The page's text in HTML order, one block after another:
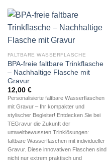
FALTBARE WASSERFLASCHE
BPA-freie faltbare Trinkflasche
– Nachhaltige Flasche mit
Gravur
12,00 €
Personalisierte faltbare Wasserflaschen
mit Gravur – Ihr kompakter und
stylischer Begleiter! Entdecken Sie bei
TEGravur die Zukunft der
umweltbewussten Trinklösungen:
faltbare Wasserflaschen mit individueller
Gravur. Diese innovativen Flaschen sind
nicht nur extrem praktisch und